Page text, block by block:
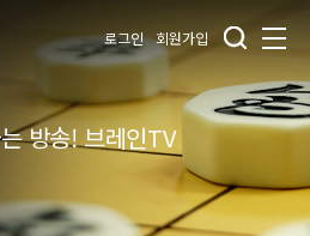
로그인 회원가입
방송! 브레인TV